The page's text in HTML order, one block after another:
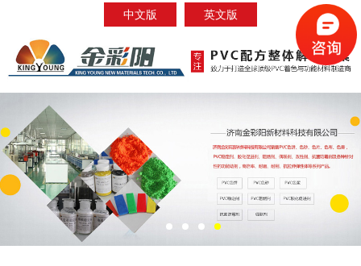
中文版 英文版